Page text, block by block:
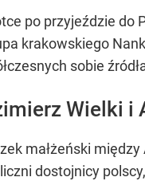
po przyjeździe do
krakowskiego
sobie
Wielki i
małżeński
dostojnicy